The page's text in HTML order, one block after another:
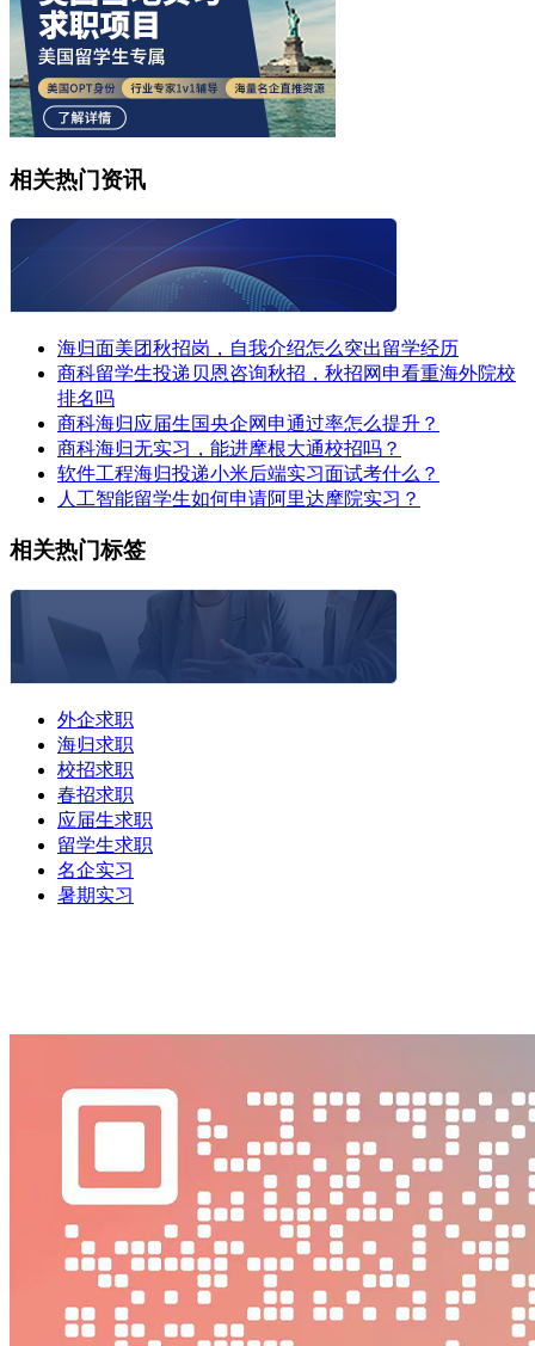
相关热门资讯
海归面美团秋招岗，自我介绍怎么突出留学经历
商科留学生投递贝恩咨询秋招，秋招网申看重海外院校
排名吗
商科海归应届生国央企网申通过率怎么提升？
商科海归无实习，能进摩根大通校招吗？
软件工程海归投递小米后端实习面试考什么？
人工智能留学生如何申请阿里达摩院实习？
相关热门标签
外企求职
海归求职
校招求职
春招求职
应届生求职
留学生求职
名企实习
暑期实习